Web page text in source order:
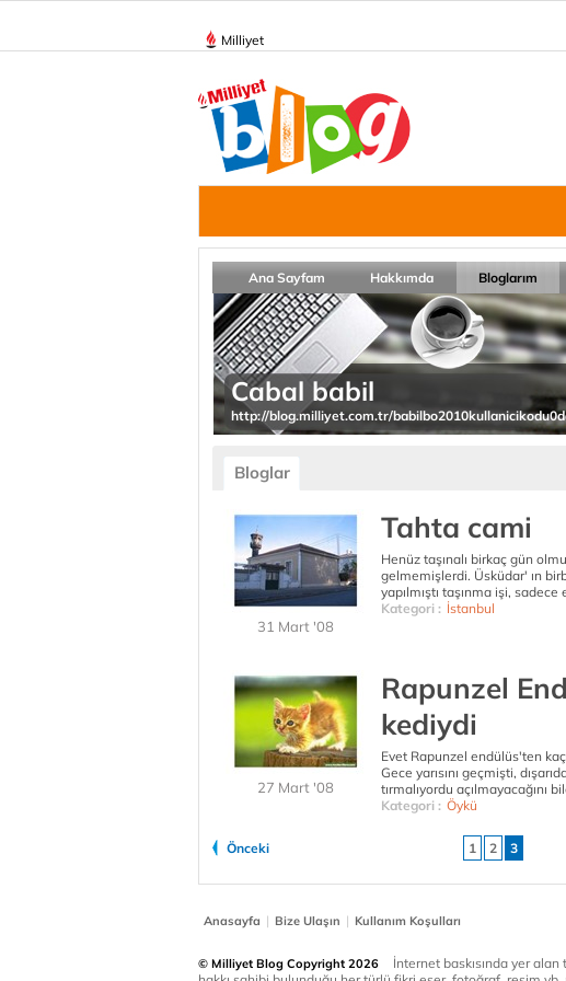
Milliyet
Ana Sayfam Hakkımda Bloglarım
Cabal babil
http://blog.milliyet.com.tr/
Bloglar
31 Mart '08
Tahta cami
Henüz taşınalı birkaç gün
gelmemişlerdi. Üsküdar' ın
yapılmıştı taşınma işi,
Kategori : İstanbul
27 Mart '08
Rapunzel
kediydi
Evet Rapunzel endülüs'ten
Gece yarısını geçmişti,
tırmalıyordu açılmayacağını
Kategori : Öykü
Önceki 1 2 3
Anasayfa | Bize Ulaşın | Kullanım Koşulları
© Milliyet Blog Copyright 2026
İnternet baskısında yer